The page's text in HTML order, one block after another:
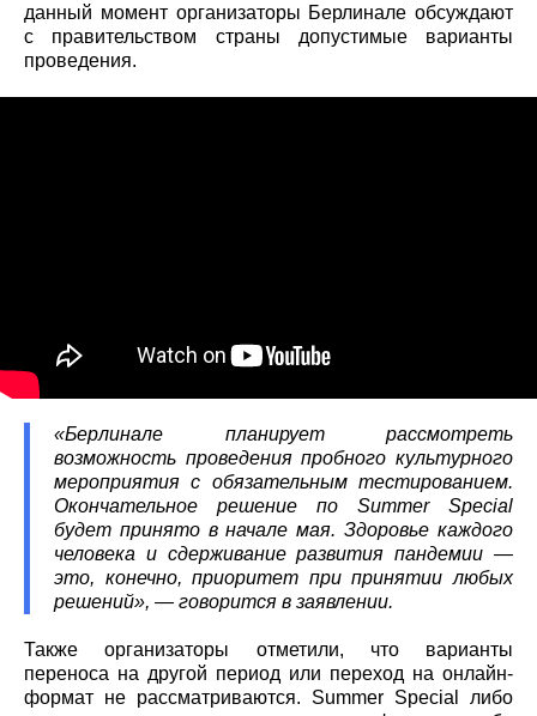
данный момент организаторы Берлинале обсуждают
с правительством страны допустимые варианты
проведения.
«Берлинале планирует рассмотреть
возможность проведения пробного культурного
мероприятия с обязательным тестированием.
Окончательное решение по Summer Special
будет принято в начале мая. Здоровье каждого
человека и сдерживание развития пандемии —
это, конечно, приоритет при принятии любых
решений», — говорится в заявлении.
Также организаторы отметили, что варианты
переноса на другой период или переход на онлайн-
формат не рассматриваются. Summer Special либо